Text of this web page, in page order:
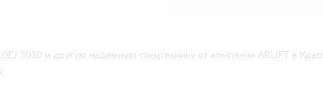
3050 и другую надежную спецтехнику от компании ARLIFT в